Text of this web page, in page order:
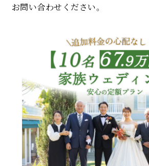
お問い合わせください。